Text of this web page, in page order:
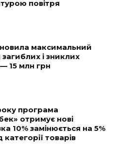
повітря
максимальний
загиблих і зниклих
— 15 млн грн
програма
отримує нові
10% замінюється на 5%
товарів